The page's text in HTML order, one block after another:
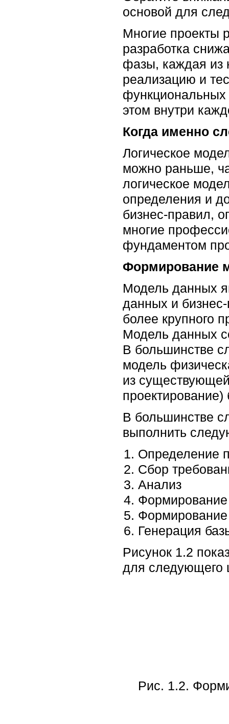
основой для
Многие проекты
разработка
фазы, каждая из
реализацию и
этом внутри
Когда именно
Логическое
можно раньше,
логическое
определения и
бизнес-правил,
многие
фундаментом
Формирование
Модель данных
данных и
более крупного
Модель данных
В большинстве
модель
из
В большинстве
выполнить
Определение
Сбор
Анализ
Формирование
Генерация
Рисунок 1.2
для следующего
Рис. 1.2.